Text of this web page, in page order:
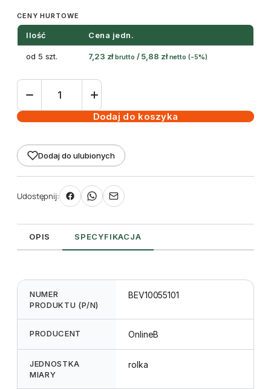
CENY HURTOWE
Ilość Cena jedn.
od 5 szt. 7,23 zł brutto /5,88 zł netto (-5%)
ilość
(folia)
woskowa
55
mm
100m
Dodaj do koszyka
Dodaj do ulubionych
Udostępnij:
OPIS SPECYFIKACJA
NUMER
PRODUKTU (P/N)
BEV10055101
PRODUCENT OnlineB
JEDNOSTKA
MIARY
rolka